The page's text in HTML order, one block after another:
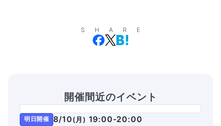
SHARE
開催間近のイベント
明日開催 8/10( 月) 19:00-20:00